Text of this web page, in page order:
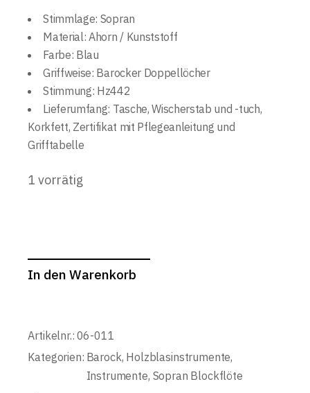
Stimmlage: Sopran
Material: Ahorn / Kunststoff
Farbe: Blau
Griffweise: Barocker Doppellöcher
Stimmung: Hz442
Lieferumfang: Tasche, Wischerstab und -tuch,
Korkfett, Zertifikat mit Pflegeanleitung und
Grifftabelle
1 vorrätig
In den Warenkorb
Artikelnr.: 06-011
Kategorien: Barock, Holzblasinstrumente,
Instrumente, Sopran Blockflöte